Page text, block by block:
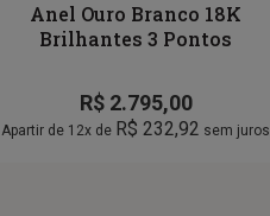
Anel Ouro Branco 18K
Brilhantes 3 Pontos
R$2.795,00
Apartir de 12x de R$ 232,92 sem juros